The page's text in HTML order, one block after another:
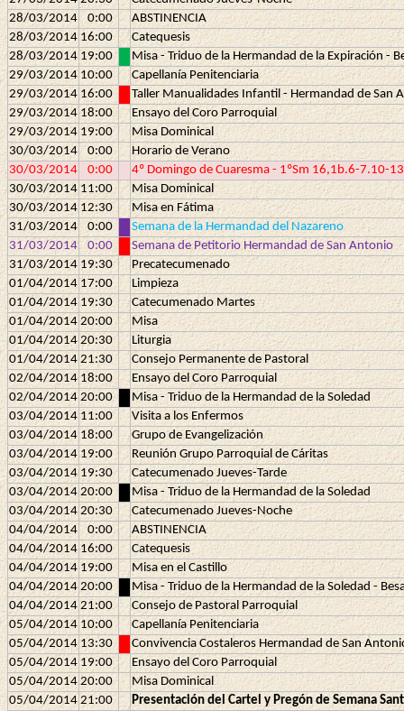
28/03/2014
0:00
ABSTINENCIA
28/03/2014 16:00
Catequesis
28/03/2014 19:00
Misa - Triduo de la Hermandad de la Expiración -
29/03/2014 10:00
Capellanía Penitenciaria
29/03/2014 16:00
Taller Manualidades Infantil - Hermandad de San
29/03/2014 18:00
Ensayo del Coro Parroquial
29/03/2014 19:00
Misa Dominical
30/03/2014
0:00
Horario de Verano
30/03/2014
0:00
4º Domingo de Cuaresma - 1ºSm 16,1b.6-7.10-
30/03/2014 11:00
Misa Dominical
30/03/2014 12:30
Misa en Fátima
31/03/2014
0:00
Semana de la Hermandad del Nazareno
31/03/2014
0:00
Semana de Petitorio Hermandad de San Antonio
31/03/2014 19:30
Precatecumenado
01/04/2014 17:00
Limpieza
01/04/2014 19:30
Catecumenado Martes
01/04/2014 20:00
Misa
01/04/2014 20:30
Liturgia
01/04/2014 21:30
Consejo Permanente de Pastoral
02/04/2014 18:00
Ensayo del Coro Parroquial
02/04/2014 20:00
Misa - Triduo de la Hermandad de la Soledad
03/04/2014 11:00
Visita a los Enfermos
03/04/2014 18:00
Grupo de Evangelización
03/04/2014 19:00
Reunión Grupo Parroquial de Cáritas
03/04/2014 19:30
Catecumenado Jueves-Tarde
03/04/2014 20:00
Misa - Triduo de la Hermandad de la Soledad
03/04/2014 20:30
Catecumenado Jueves-Noche
04/04/2014
0:00
ABSTINENCIA
04/04/2014 16:00
Catequesis
04/04/2014 19:00
Misa en el Castillo
04/04/2014 20:00
Misa - Triduo de la Hermandad de la Soledad -
04/04/2014 21:00
Consejo de Pastoral Parroquial
05/04/2014 10:00
Capellanía Penitenciaria
05/04/2014 13:30
Convivencia Costaleros Hermandad de San
05/04/2014 19:00
Ensayo del Coro Parroquial
05/04/2014 20:00
Misa Dominical
05/04/2014 21:00
Presentación del Cartel y Pregón de Semana